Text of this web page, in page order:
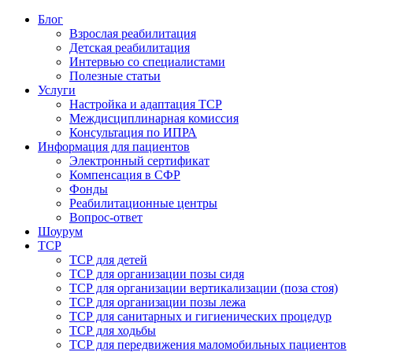
Блог
Взрослая реабилитация
Детская реабилитация
Интервью со специалистами
Полезные статьи
Услуги
Настройка и адаптация ТСР
Междисциплинарная комиссия
Консультация по ИПРА
Информация для пациентов
Электронный сертификат
Компенсация в СФР
Фонды
Реабилитационные центры
Вопрос-ответ
Шоурум
ТСР
ТСР для детей
ТСР для организации позы сидя
ТСР для организации вертикализации (поза стоя)
ТСР для организации позы лежа
ТСР для санитарных и гигиенических процедур
ТСР для ходьбы
ТСР для передвижения маломобильных пациентов